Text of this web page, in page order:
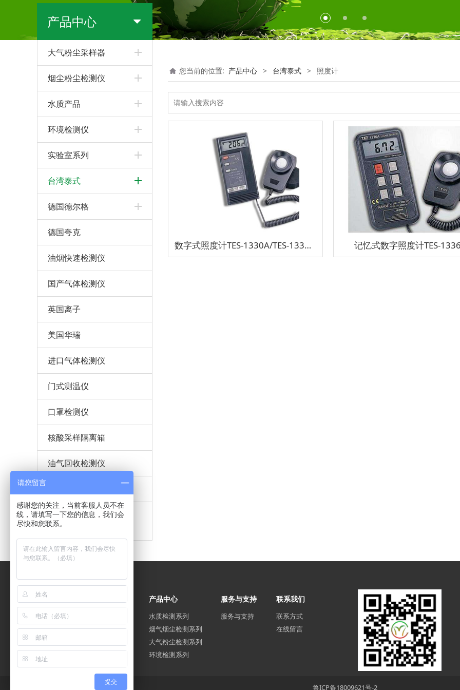
产品中心
大气粉尘采样器
烟尘粉尘检测仪
水质产品
环境检测仪
实验室系列
台湾泰式
德国德尔格
德国夸克
油烟快速检测仪
国产气体检测仪
英国离子
美国华瑞
进口气体检测仪
门式测温仪
口罩检测仪
核酸采样隔离箱
油气回收检测仪
防护服微生物穿透测
试仪
您当前的位置: 产品中心 > 台湾泰式 > 照度计
数字式照度计TES-1330A/TES-1332A/TES-1334A 记忆式数字照度计TES-
新闻资讯
公司新闻
行业动态
我们的优势
产品中心
水质检测系列
烟气烟尘检测系列
大气粉尘检测系列
环境检测系列
服务与支持
服务与支持
联系我们
联系方式
在线留言
鲁ICP备18009621号-2
请您留言
感谢您的关注，当前客服人员不在
线，请填写一下您的信息，我们会
尽快和您联系。
提交